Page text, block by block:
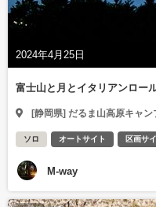
2024年4月25日
富士山と月とイタリアンロー
[静岡県] だるま山高原キャン
ソロ オートサイト 区画サ
M-way